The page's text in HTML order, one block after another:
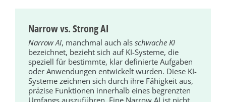
Narrow vs. Strong AI
Narrow AI, manchmal auch alsschwache KI
bezeichnet, bezieht sich auf KI-Systeme, die
speziell für bestimmte, klar definierte Aufgaben
oder Anwendungen entwickelt wurden. Diese KI-
Systeme zeichnen sich durch ihre Fähigkeit aus,
präzise Funktionen innerhalb eines begrenzten
Umfangs auszuführen. Eine Narrow AI ist nicht